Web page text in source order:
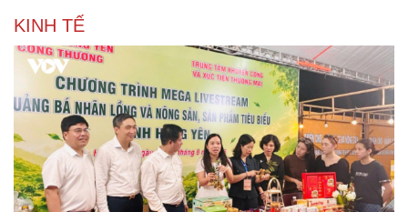
Văn hóa
Sân khấu - Điện ảnh
Văn học
Âm nhạc
Di sản
Giải trí
Nghệ sĩ
Thời trang
Sao Việt
KINH TẾ